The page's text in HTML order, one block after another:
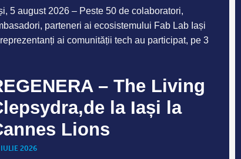
5 august 2026 – Peste 50 de colaboratori,
parteneri ai ecosistemului Fab Lab Iași
ai comunității tech au participat, pe 3
– The Living
la Iași la
Lions
2026